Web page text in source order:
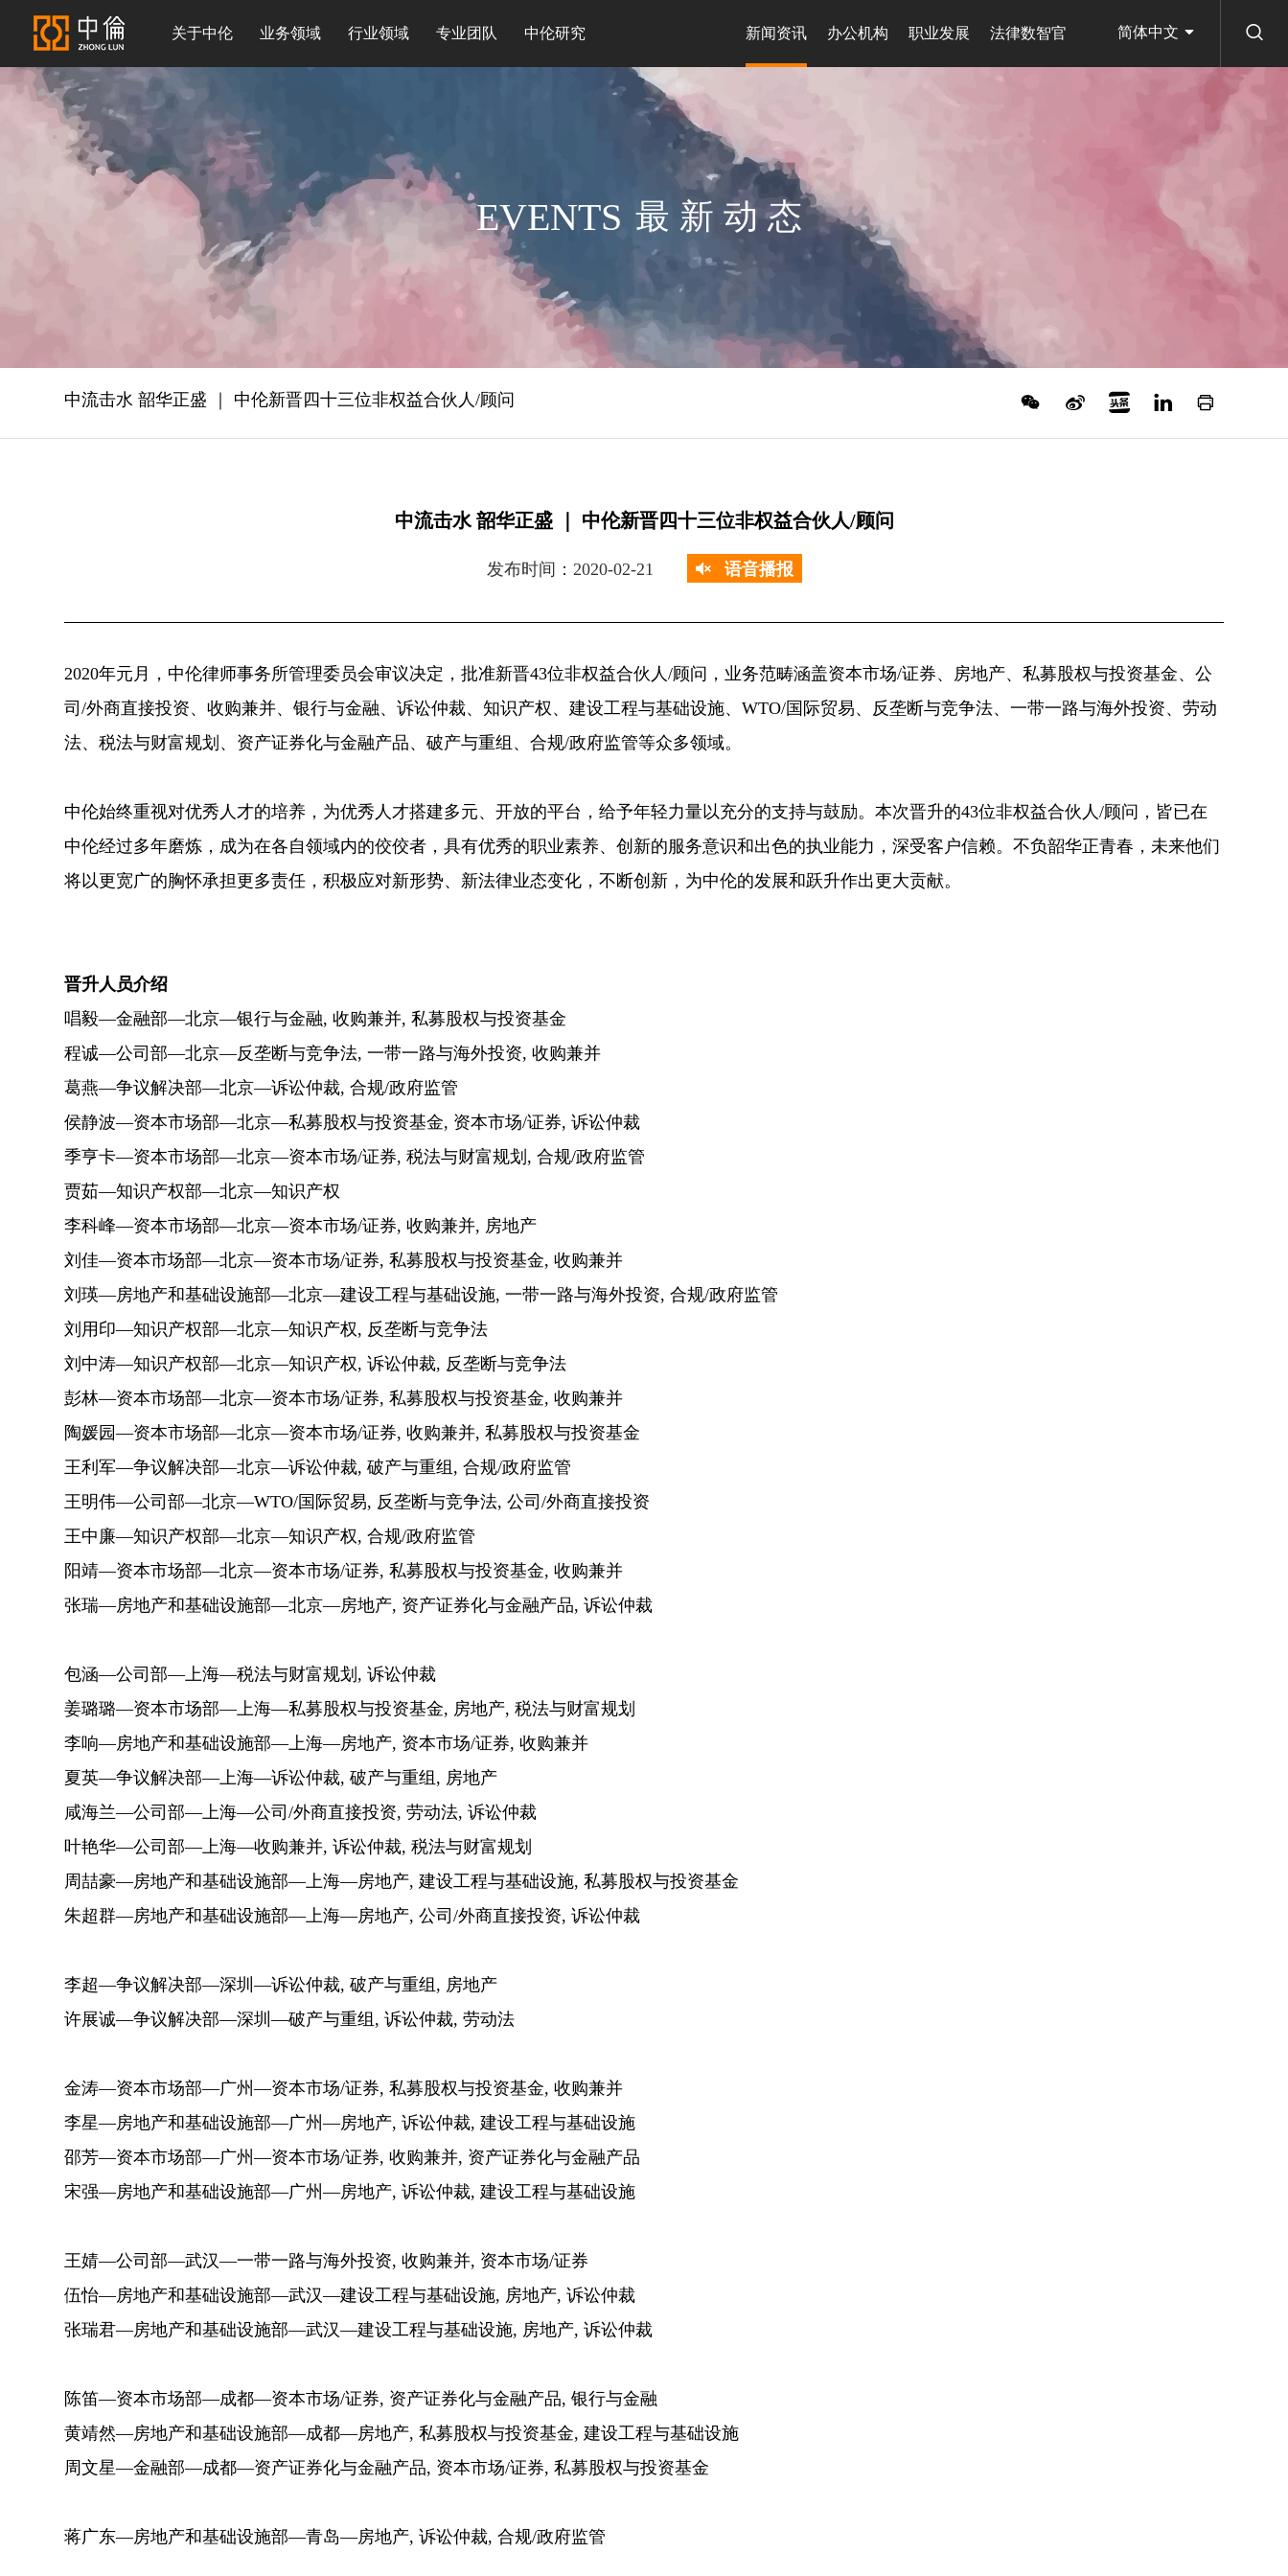
关于中伦 业务领域 行业领域 专业团队 中伦研究 新闻资讯 办公机构 职业发展 法律数智官 简体中文
EVENTS 最新动态
中流击水 韶华正盛 ｜ 中伦新晋四十三位非权益合伙人/顾问
中流击水 韶华正盛 ｜ 中伦新晋四十三位非权益合伙人/顾问
发布时间：2020-02-21 语音播报
2020年元月，中伦律师事务所管理委员会审议决定，批准新晋43位非权益合伙人/顾问，业务范畴涵盖资本市场/证券、房地产、私募股权与投资基金、公
司/外商直接投资、收购兼并、银行与金融、诉讼仲裁、知识产权、建设工程与基础设施、WTO/国际贸易、反垄断与竞争法、一带一路与海外投资、劳动
法、税法与财富规划、资产证券化与金融产品、破产与重组、合规/政府监管等众多领域。
中伦始终重视对优秀人才的培养，为优秀人才搭建多元、开放的平台，给予年轻力量以充分的支持与鼓励。本次晋升的43位非权益合伙人/顾问，皆已在
中伦经过多年磨炼，成为在各自领域内的佼佼者，具有优秀的职业素养、创新的服务意识和出色的执业能力，深受客户信赖。不负韶华正青春，未来他们
将以更宽广的胸怀承担更多责任，积极应对新形势、新法律业态变化，不断创新，为中伦的发展和跃升作出更大贡献。
晋升人员介绍
唱毅—金融部—北京—银行与金融, 收购兼并, 私募股权与投资基金
程诚—公司部—北京—反垄断与竞争法, 一带一路与海外投资, 收购兼并
葛燕—争议解决部—北京—诉讼仲裁, 合规/政府监管
侯静波—资本市场部—北京—私募股权与投资基金, 资本市场/证券, 诉讼仲裁
季亨卡—资本市场部—北京—资本市场/证券, 税法与财富规划, 合规/政府监管
贾茹—知识产权部—北京—知识产权
李科峰—资本市场部—北京—资本市场/证券, 收购兼并, 房地产
刘佳—资本市场部—北京—资本市场/证券, 私募股权与投资基金, 收购兼并
刘瑛—房地产和基础设施部—北京—建设工程与基础设施, 一带一路与海外投资, 合规/政府监管
刘用印—知识产权部—北京—知识产权, 反垄断与竞争法
刘中涛—知识产权部—北京—知识产权, 诉讼仲裁, 反垄断与竞争法
彭林—资本市场部—北京—资本市场/证券, 私募股权与投资基金, 收购兼并
陶媛园—资本市场部—北京—资本市场/证券, 收购兼并, 私募股权与投资基金
王利军—争议解决部—北京—诉讼仲裁, 破产与重组, 合规/政府监管
王明伟—公司部—北京—WTO/国际贸易, 反垄断与竞争法, 公司/外商直接投资
王中廉—知识产权部—北京—知识产权, 合规/政府监管
阳靖—资本市场部—北京—资本市场/证券, 私募股权与投资基金, 收购兼并
张瑞—房地产和基础设施部—北京—房地产, 资产证券化与金融产品, 诉讼仲裁
包涵—公司部—上海—税法与财富规划, 诉讼仲裁
姜璐璐—资本市场部—上海—私募股权与投资基金, 房地产, 税法与财富规划
李响—房地产和基础设施部—上海—房地产, 资本市场/证券, 收购兼并
夏英—争议解决部—上海—诉讼仲裁, 破产与重组, 房地产
咸海兰—公司部—上海—公司/外商直接投资, 劳动法, 诉讼仲裁
叶艳华—公司部—上海—收购兼并, 诉讼仲裁, 税法与财富规划
周喆豪—房地产和基础设施部—上海—房地产, 建设工程与基础设施, 私募股权与投资基金
朱超群—房地产和基础设施部—上海—房地产, 公司/外商直接投资, 诉讼仲裁
李超—争议解决部—深圳—诉讼仲裁, 破产与重组, 房地产
许展诚—争议解决部—深圳—破产与重组, 诉讼仲裁, 劳动法
金涛—资本市场部—广州—资本市场/证券, 私募股权与投资基金, 收购兼并
李星—房地产和基础设施部—广州—房地产, 诉讼仲裁, 建设工程与基础设施
邵芳—资本市场部—广州—资本市场/证券, 收购兼并, 资产证券化与金融产品
宋强—房地产和基础设施部—广州—房地产, 诉讼仲裁, 建设工程与基础设施
王婧—公司部—武汉—一带一路与海外投资, 收购兼并, 资本市场/证券
伍怡—房地产和基础设施部—武汉—建设工程与基础设施, 房地产, 诉讼仲裁
张瑞君—房地产和基础设施部—武汉—建设工程与基础设施, 房地产, 诉讼仲裁
陈笛—资本市场部—成都—资本市场/证券, 资产证券化与金融产品, 银行与金融
黄靖然—房地产和基础设施部—成都—房地产, 私募股权与投资基金, 建设工程与基础设施
周文星—金融部—成都—资产证券化与金融产品, 资本市场/证券, 私募股权与投资基金
蒋广东—房地产和基础设施部—青岛—房地产, 诉讼仲裁, 合规/政府监管